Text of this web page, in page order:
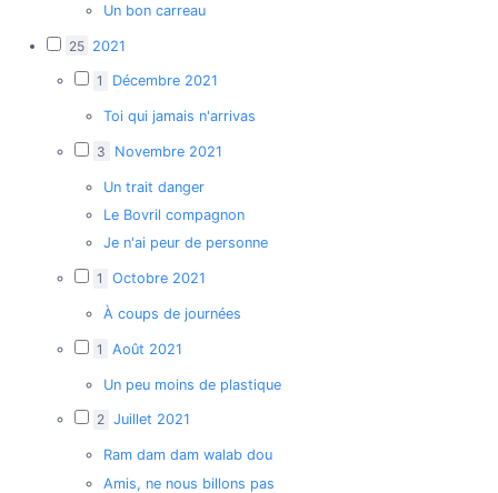
Un bon carreau
25 2021
1 Décembre 2021
Toi qui jamais n'arrivas
3 Novembre 2021
Un trait danger
Le Bovril compagnon
Je n'ai peur de personne
1 Octobre 2021
À coups de journées
1 Août 2021
Un peu moins de plastique
2 Juillet 2021
Ram dam dam walab dou
Amis, ne nous billons pas